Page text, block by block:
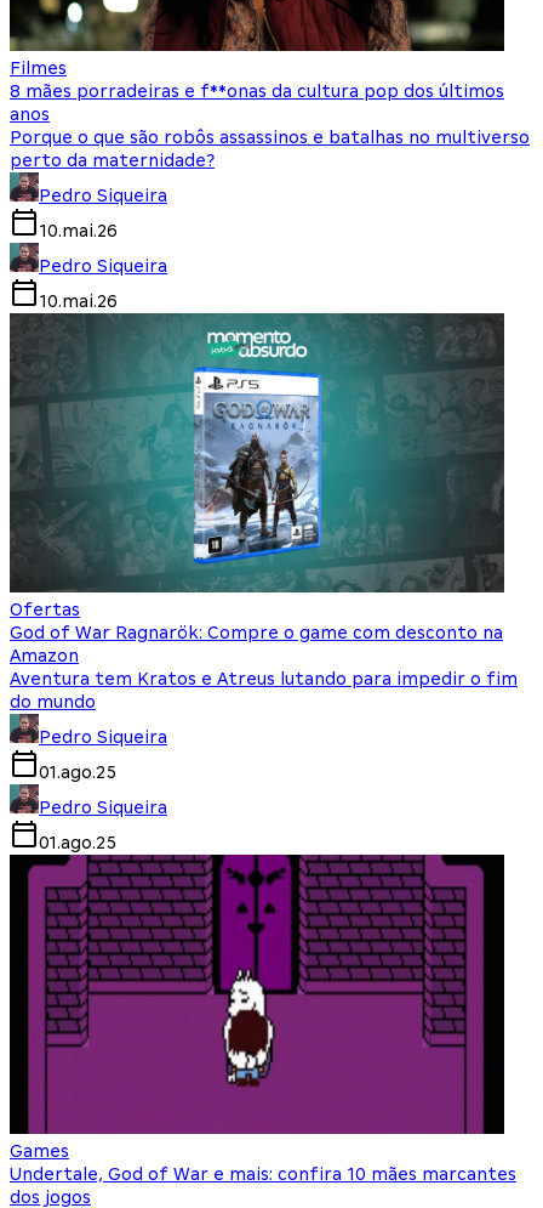
Filmes
8 mães porradeiras e f**onas da cultura pop dos últimos
anos
Porque o que são robôs assassinos e batalhas no multiverso
perto da maternidade?
Pedro Siqueira
10.mai.26
Pedro Siqueira
10.mai.26
Ofertas
God of War Ragnarök: Compre o game com desconto na
Amazon
Aventura tem Kratos e Atreus lutando para impedir o fim
do mundo
Pedro Siqueira
01.ago.25
Pedro Siqueira
01.ago.25
Games
Undertale, God of War e mais: confira 10 mães marcantes
dos jogos